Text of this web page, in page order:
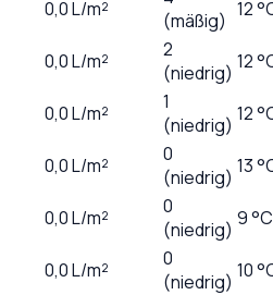
0,0L/m²
(mäßig) 12
0,0L/m²
2
(niedrig) 12
0,0L/m²
1
(niedrig) 12
0,0L/m²
0
(niedrig) 13
0,0L/m²
0
(niedrig) 9 °C
0,0L/m²
0
(niedrig) 10